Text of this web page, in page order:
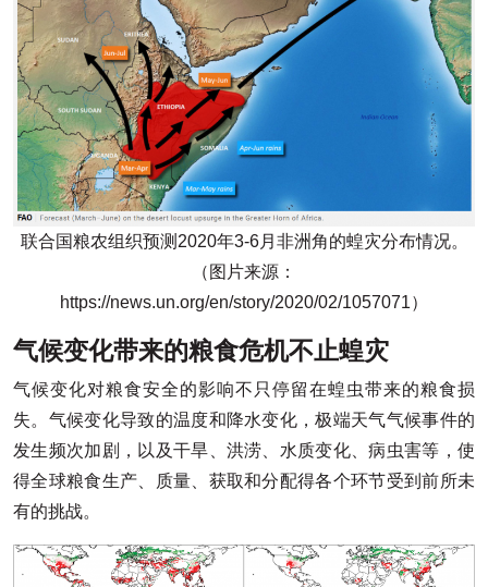
联合国粮农组织预测2020年3-6月非洲角的蝗灾分布情况。
（图片来源：
https://news.un.org/en/story/2020/02/1057071）
气候变化带来的粮食危机不止蝗灾
气候变化对粮食安全的影响不只停留在蝗虫带来的粮食损
失。气候变化导致的温度和降水变化，极端天气气候事件的
发生频次加剧，以及干旱、洪涝、水质变化、病虫害等，使
得全球粮食生产、质量、获取和分配得各个环节受到前所未
有的挑战。